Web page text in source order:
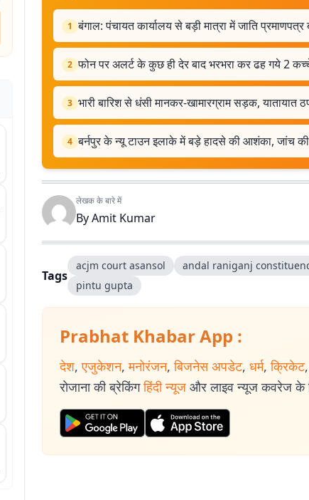
1 बंगाल: पंचायत कार्यालय से बड़ी मात्रा में जाति
2 फोन पर अलर्ट के कुछ ही देर बाद भरभरा कर ढह गये 2
3 भारी बारिश से धंसी मानकर-खामारग्राम सड़क, यातायात
4 बर्नपुर के न्यू टाउन इलाके में बड़े हादसे की आशंका, जांच
लेखक के बारे में
ByAmit Kumar
Tags
acjm court asansol andal raniganj
pintu gupta
Prabhat Khabar App :
देश, एजुकेशन, मनोरंजन, बिजनेस अपडेट, धर्म, क्रिकेट,
रोजाना की ब्रेकिंग हिंदी न्यूज और लाइव न्यूज कवरेज के